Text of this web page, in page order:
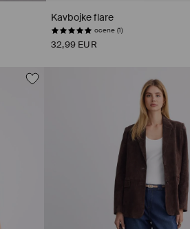
Kavbojke flare
ocene (1)
32,99 EUR